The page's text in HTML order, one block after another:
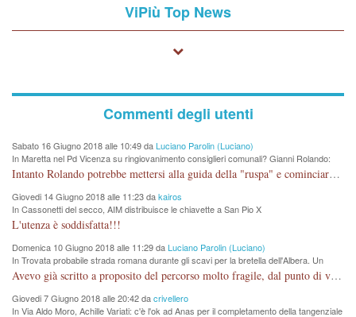
ViPiù Top News
Commenti degli utenti
Sabato 16 Giugno 2018 alle 10:49 daLuciano Parolin (Luciano)
In Maretta nel Pd Vicenza su ringiovanimento consiglieri comunali? Gianni Rolando:
"non mi dimetto". Angelo Tonello: "va bene così"
Intanto Rolando potrebbe mettersi alla guida della "ruspa" e cominciare a scavare l'acqua alle Maddalene, con tanti Auguri di Acque Vicentine, magari deviando il percorso della Bretella. Amen.
Giovedi 14 Giugno 2018 alle 11:23 dakairos
In Cassonetti del secco, AIM distribuisce le chiavette a San Pio X
L'utenza è soddisfatta!!!
Domenica 10 Giugno 2018 alle 11:29 daLuciano Parolin (Luciano)
In Trovata probabile strada romana durante gli scavi per la bretella dell'Albera. Un
nuovo stop?
Avevo già scritto a proposito del percorso molto fragile, dal punto di vista archeologico. La zona è sicuramente ricca di testimonianze religiose, con insediamenti abitativi, vedi l'acquedotto romano di Lobbia. Spero, che risorgive della Seriola, non subiscano danni.
Giovedi 7 Giugno 2018 alle 20:42 dacrivellero
In Via Aldo Moro, Achille Variati: c'è l'ok ad Anas per il completamento della tangenziale